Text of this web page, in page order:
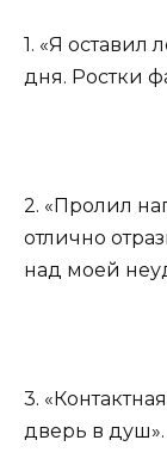
1. «Я оставил
дня. Ростки
2. «Пролил
отлично
над моей
3.
дверь в душ».